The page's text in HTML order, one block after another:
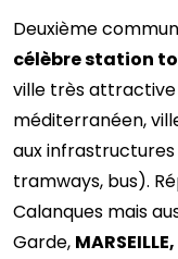
Deuxième
célèbre station
ville très attractive
méditerranéen,
aux
tramways, bus).
Calanques mais
Garde,